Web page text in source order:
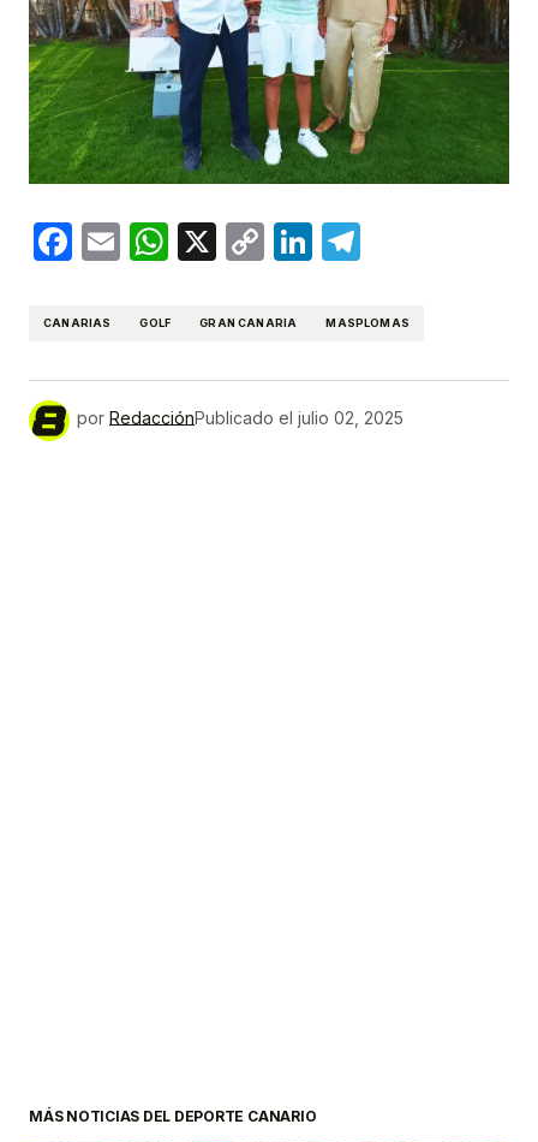
Facebook
EmailWhatsApp
X
CopyLinkedIn
CANARIAS GOLF GRAN CANARIA MASPLOMAS
por RedacciónPublicado el julio 02, 2025
MÁS NOTICIAS DEL DEPORTE CANARIO